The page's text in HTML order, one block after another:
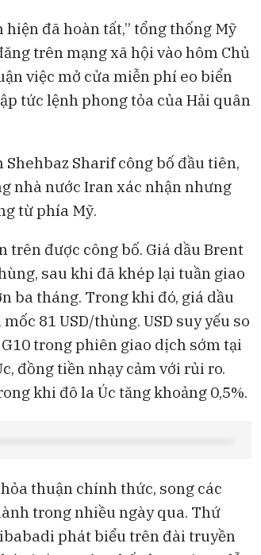
đã hoàn tất,” tổng thống Mỹ
trên mạng xã hội vào hôm Chủ
việc mở cửa miễn phí eo biển
tức lệnh phong tỏa của Hải quân
Sharif công bố đầu tiên,
nhà nước Iran xác nhận nhưng
từ phía Mỹ.
trên được công bố. Giá dầu Brent
sau khi đã khép lại tuần giao
ba tháng. Trong khi đó, giá dầu
81 USD/thùng. USD suy yếu so
trong phiên giao dịch sớm tại
đồng tiền nhạy cảm với rủi ro.
khi đô la Úc tăng khoảng 0,5%.
thuận chính thức, song các
trong nhiều ngày qua. Thứ
phát biểu trên đài truyền